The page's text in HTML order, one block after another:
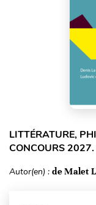
LITTÉRATURE,
CONCOURS
Autor(en) : de Malet